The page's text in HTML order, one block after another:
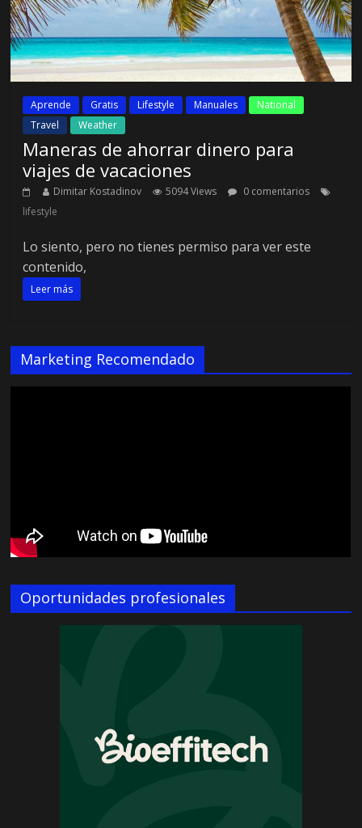
Aprende Gratis Lifestyle Manuales
National
Travel
Weather
Maneras de ahorrar dinero para
viajes de vacaciones
Dimitar Kostadinov 5094 Views
0 comentarios
lifestyle
Lo siento, pero no tienes permiso para ver este
contenido,
Leer más
Marketing Recomendado
Oportunidades profesionales